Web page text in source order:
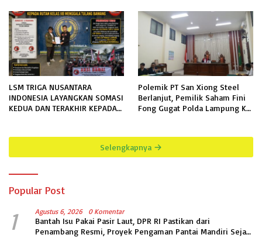
LSM TRIGA NUSANTARA
INDONESIA LAYANGKAN SOMASI
KEDUA DAN TERAKHIR KEPADA
INFORMASI PUBLIK
Polemik PT San Xiong Steel
Berlanjut, Pemilik Saham Fini
Fong Gugat Polda Lampung Ke
Selengkapnya
Popular Post
1 Agustus 6, 2026 0 Komentar
Bantah Isu Pakai Pasir Laut, DPR RI Pastikan dari
Penambang Resmi, Proyek Pengaman Pantai Mandiri Sejati